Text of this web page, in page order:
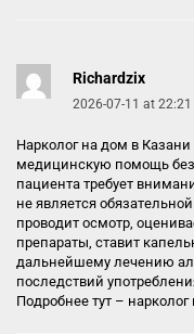
Richardzix
2026-07-11 at 22:21
Нарколог на дом в
медицинскую помощь без
пациента требует
не является
проводит осмотр,
препараты, ставит
дальнейшему лечению
последствий
Подробнее тут –